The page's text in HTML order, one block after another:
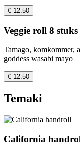
€ 12.50
Veggie roll 8 stuks
Tamago, komkommer,
goddess wasabi mayo
€ 12.50
Temaki
California